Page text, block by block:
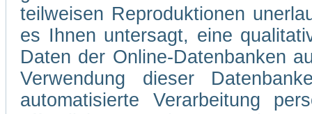
teilweisen Reproduktionen
es Ihnen untersagt, eine
Daten der Online-Datenbanken
Verwendung dieser
automatisierte Verarbeitung